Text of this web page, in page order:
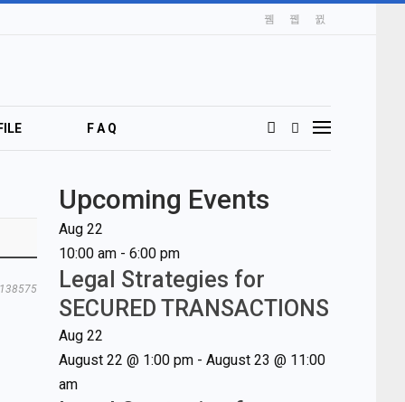
F A Q
Upcoming Events
Aug 22
10:00 am- 6:00 pm
Legal Strategies for
SECURED TRANSACTIONS
Aug 22
August 22 @ 1:00 pm- August 23 @ 11:00
am